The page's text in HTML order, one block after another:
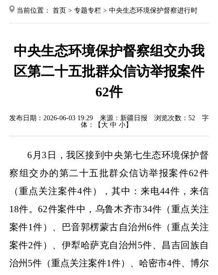
当前位置： 首页 > 专题专栏 > 中央生态环境保护督察进行时
中央生态环境保护督察组交办我
区第二十五批群众信访举报案件
62件
发布日期：2026-06-03 19:29 来源：新疆日报 浏览次数： 52
字
体：【 大 中 小】
6月3日，我区接到中央第七生态环境保护督
察组交办的第二十五批群众信访举报案件62件
（重点关注案件4件），其中：来电44件，来信
18件。62件案件中，乌鲁木齐市34件（重点关注
案件1件）、巴音郭楞蒙古自治州6件（重点关注
案件2件）、伊犁哈萨克自治州5件、昌吉回族自
治州5件（重点关注案件1件）、哈密市4件、博尔